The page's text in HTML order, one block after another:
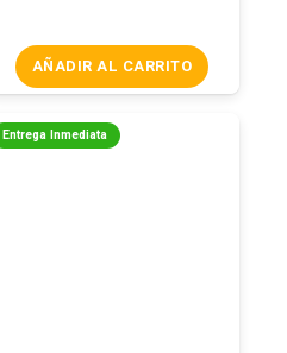
AÑADIR AL CARRITO
Entrega Inmediata